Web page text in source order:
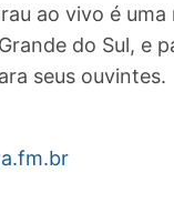
ao vivo é
do Sul, e
seus ouvintes.